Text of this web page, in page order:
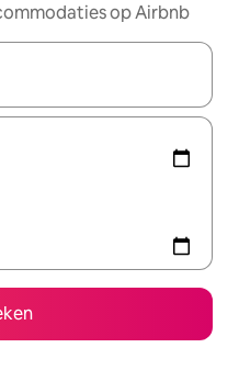
op Airbnb
zijn, maak je een keuze